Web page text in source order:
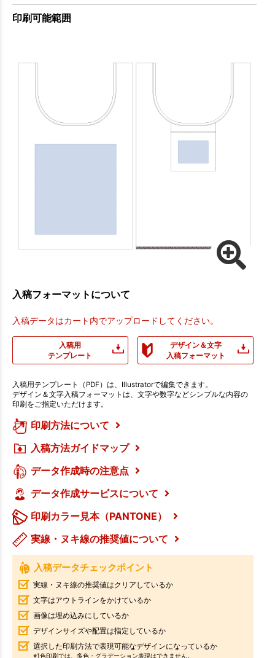
印刷可能範囲
入稿フォーマットについて
入稿データはカート内でアップロードしてください。
入稿用
テンプレート
デザイン＆文字
入稿フォーマット
入稿用テンプレート（PDF）は、Illustratorで編集できます。
デザイン＆文字入稿フォーマットは、文字や数字などシンプルな内容の
印刷をご指定いただけます。
印刷方法について
入稿方法ガイドマップ
データ作成時の注意点
データ作成サービスについて
印刷カラー見本（PANTONE）
実線・ヌキ線の推奨値について
入稿データチェックポイント
実線・ヌキ線の推奨値はクリアしているか
文字はアウトラインをかけているか
画像は埋め込みにしているか
デザインサイズや配置は指定しているか
選択した印刷方法で表現可能なデザインになっているか
※1色印刷では、多色・グラデーション表現はできません。